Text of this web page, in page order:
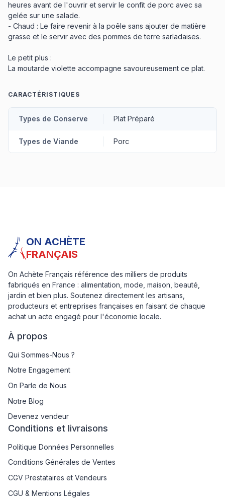
heures avant de l'ouvrir et servir le confit de porc avec sa
gelée sur une salade.
- Chaud : Le faire revenir à la poêle sans ajouter de matière
grasse et le servir avec des pommes de terre sarladaises.
Le petit plus :
La moutarde violette accompagne savoureusement ce plat.
CARACTÉRISTIQUES
Types de Conserve Plat Préparé
Types de Viande Porc
ON ACHÈTE
FRANÇAIS
On Achète Français référence des milliers de produits
fabriqués en France : alimentation, mode, maison, beauté,
jardin et bien plus. Soutenez directement les artisans,
producteurs et entreprises françaises en faisant de chaque
achat un acte engagé pour l'économie locale.
À propos
Qui Sommes-Nous ?
Notre Engagement
On Parle de Nous
Notre Blog
Devenez vendeur
Conditions et livraisons
Politique Données Personnelles
Conditions Générales de Ventes
CGV Prestataires et Vendeurs
CGU & Mentions Légales